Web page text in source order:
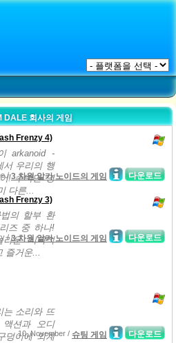
DALE 회사의 게임
Frenzy 4)
arkanoid -
서 우리의 행
! 수백만 명
다른...
다운로드
/3 차원 알카 노이드의 게임
Frenzy 3)
의 할부 환
즈 중 하나!
라운 시각적
즐거운...
다운로드
/3 차원 알카 노이드의 게임
는 소리와 뜨
션과 오디
덩이에 외계
다운로드
10, November / 슈팅 게임